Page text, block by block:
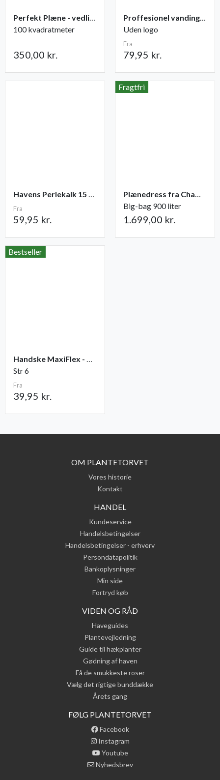
100 kvadratmeter
350,00 kr.
Uden logo
Fra
79,95 kr.
Fra
59,95 kr.
Fragtfri
Big-bag 900 liter
1.699,00 kr.
Bestseller
Str 6
Fra
39,95 kr.
OM PLANTETORVET
Vores historie
Kontakt
HANDEL
Kundeservice
Handelsbetingelser
Handelsbetingelser - erhverv
Persondatapolitik
Bankoplysninger
Min side
Fortryd køb
VIDEN OG RÅD
Haveguides
Plantevejledning
Guide til hækplanter
Gødning af haven
Få de smukkeste roser
Vælg det rigtige bunddække
Årets gang
FØLG PLANTETORVET
Facebook
Instagram
Youtube
Nyhedsbrev